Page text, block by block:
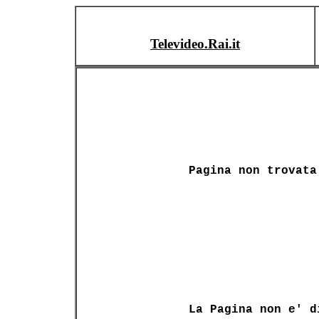
Televideo.Rai.it
Pagina non trovata
La Pagina non e'